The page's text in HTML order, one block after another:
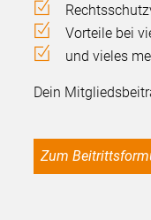
Vorteile bei
und vieles
Dein
Zum